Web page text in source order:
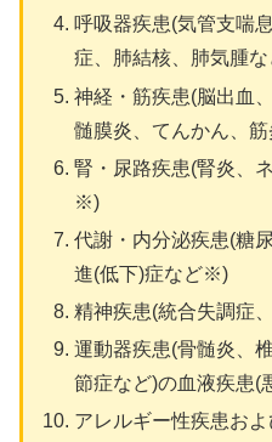
呼吸器疾患(気管支喘
症、肺結核、肺気腫
神経・筋疾患(脳出血
髄膜炎、てんかん、
腎・尿路疾患(腎炎、
※)
代謝・内分泌疾患(糖
進(低下)症など※)
精神疾患(統合失調症
運動器疾患(骨髄炎、
節症など)の血液疾患
アレルギー性疾患お